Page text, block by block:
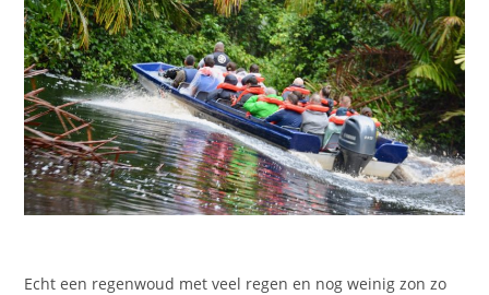
Echt een regenwoud met veel regen en nog weinig zon zo